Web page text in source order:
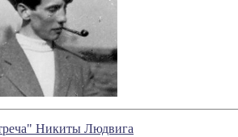
Никиты Людвига